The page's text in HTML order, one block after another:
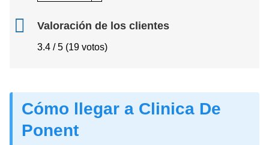
Valoración de los clientes
3.4 / 5 (19 votos)
Cómo llegar a Clinica De
Ponent